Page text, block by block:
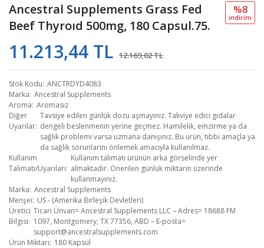
Ancestral Supplements Grass Fed
Beef Thyroıd 500mg, 180 Capsul.75.
11.213,44 TL 12.169,02 TL
%8
i̇ndi̇ri̇m
Stok Kodu ANCTRDYD4083
Marka Ancestral Supplements
Aroma Aromasız
Diğer
Uyarılar
Tavsiye edilen günlük dozu aşmayınız. Takviye edici gıdalar
dengeli beslenmenin yerine geçmez. Hamilelik, emzirme ya da
sağlık problemi varsa uzmana danışınız. Bu ürün, tıbbi amaçla ya
da sağlık sorunlarını önlemek amacıyla kullanılmaz.
Kullanım
Talimatı/Uyarıları
Kullanım talimatı ürünün arka görselinde yer
almaktadır. Önerilen günlük miktarın üzerinde
kullanmayınız.
Marka Ancestral Supplements
Menşei US - (Amerika Birleşik Devletleri)
Üretici
Bilgisi
Ticari Ünvan= Ancestral Supplements LLC – Adres= 18688 FM
1097, Montgomery, TX 77356, ABD – E-posta=
support@ancestralsupplements.com
Ürün Miktarı 180 Kapsül